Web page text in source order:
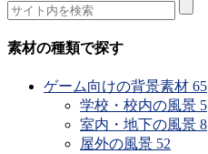
材
の
公
素材の種類で探す
ゲーム向けの背景素材 65
学校・校内の風景 5
室内・地下の風景 8
屋外の風景 52